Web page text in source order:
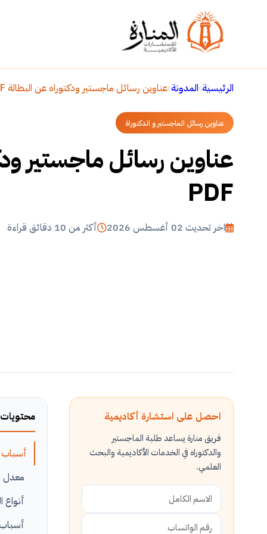
الرئيسية المدونة عناوين رسائل ماجستير ودكتوراه عن البطالة PDF
عناوين رسائل الماجستير و الدكتوراة
عناوين رسائل ماجستير
PDF
اخر تحديث 02 أغسطس 2026 أكثر من 10 دقائق قراءة
احصل على استشارة أكاديمية
فريق منارة يساعد طلبة الماجستير
والدكتوراه في الخدمات الأكاديمية والبحث
العلمي.
أسباب
معدل
أنواع
أسباب